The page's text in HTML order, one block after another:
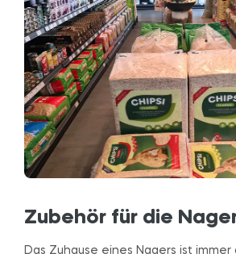
Zubehör für die
Das Zuhause eines Nagers ist